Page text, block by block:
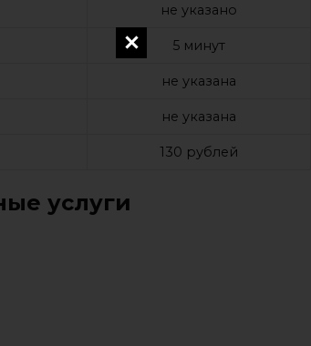
не указано
5 минут
не указана
не указана
130 рублей
услуги